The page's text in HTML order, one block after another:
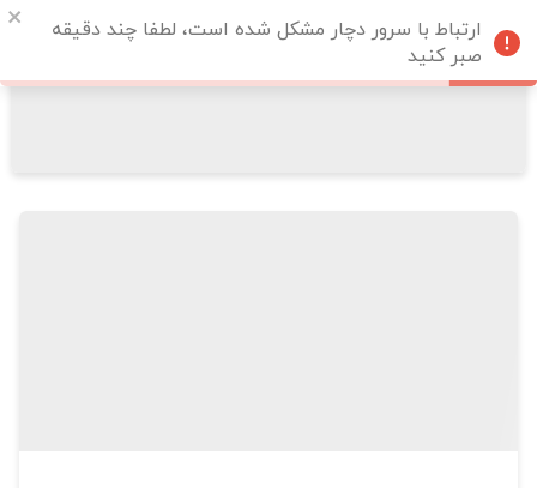
ارتباط با سرور دچار مشکل شده است، لطفا چند دقیقه
صبر کنید